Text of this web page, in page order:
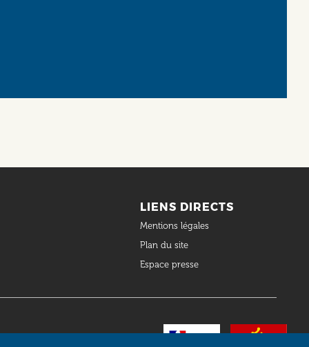
LIENS DIRECTS
Mentions légales
Plan du site
Espace presse